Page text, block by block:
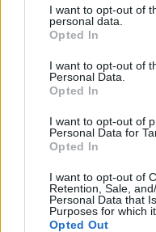
not limited to your visit
grant or deny consent to
use your data for below
consent section.
I want to opt-out of
personal data.
Opted In
I want to opt-out of
Personal Data.
Opted In
I want to opt-out of
Personal Data for
Opted In
I want to opt-out of
Retention, Sale,
Personal Data that
Purposes for which
Opted Out
HÍRADÓ #
BŰNÜGY #GYŐR
RENDŐR #AUDI